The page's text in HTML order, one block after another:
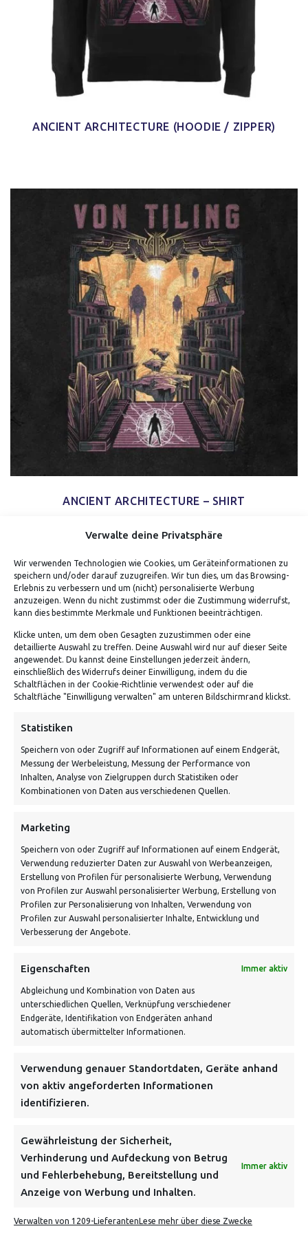
Verwalte deine Privatsphäre
Wir verwenden Technologien wie Cookies, um Geräteinformationen zu
speichern und/oder darauf zuzugreifen. Wir tun dies, um das Browsing-
Erlebnis zu verbessern und um (nicht) personalisierte Werbung
anzuzeigen. Wenn du nicht zustimmst oder die Zustimmung widerrufst,
kann dies bestimmte Merkmale und Funktionen beeinträchtigen.
Klicke unten, um dem oben Gesagten zuzustimmen oder eine
detaillierte Auswahl zu treffen. Deine Auswahl wird nur auf dieser Seite
angewendet. Du kannst deine Einstellungen jederzeit ändern,
einschließlich des Widerrufs deiner Einwilligung, indem du die
Schaltflächen in der Cookie-Richtlinie verwendest oder auf die
Schaltfläche "Einwilligung verwalten" am unteren Bildschirmrand klickst.
Statistiken
Speichern von oder Zugriff auf Informationen auf einem Endgerät,
Messung der Werbeleistung, Messung der Performance von
Inhalten, Analyse von Zielgruppen durch Statistiken oder
Kombinationen von Daten aus verschiedenen Quellen.
Marketing
Speichern von oder Zugriff auf Informationen auf einem Endgerät,
Verwendung reduzierter Daten zur Auswahl von Werbeanzeigen,
Erstellung von Profilen für personalisierte Werbung, Verwendung
von Profilen zur Auswahl personalisierter Werbung, Erstellung von
Profilen zur Personalisierung von Inhalten, Verwendung von
Profilen zur Auswahl personalisierter Inhalte, Entwicklung und
Verbesserung der Angebote.
Eigenschaften Immer aktiv
Abgleichung und Kombination von Daten aus
unterschiedlichen Quellen, Verknüpfung verschiedener
Endgeräte, Identifikation von Endgeräten anhand
automatisch übermittelter Informationen.
Verwendung genauer Standortdaten, Geräte anhand
von aktiv angeforderten Informationen
identifizieren.
Gewährleistung der Sicherheit,
Verhinderung und Aufdeckung von Betrug
und Fehlerbehebung, Bereitstellung und
Anzeige von Werbung und Inhalten.
Immer aktiv
Verwalten von 1209-LieferantenLese mehr über diese Zwecke
ANCIENT ARCHITECTURE (HOODIE / ZIPPER)
ANCIENT ARCHITECTURE – SHIRT
ADRESSE
Von Tiling GmbH
Kontakt: Mo - Fr von 10:00 bis 18:00 Uhr
info@vontiling.de
VERSANDKOSTENHINWEIS:
NEWSLETTER
Danke, deine Registrierung war erfolgreich! Bitte prüfe
FOLGE UNS
INFORMATIONEN